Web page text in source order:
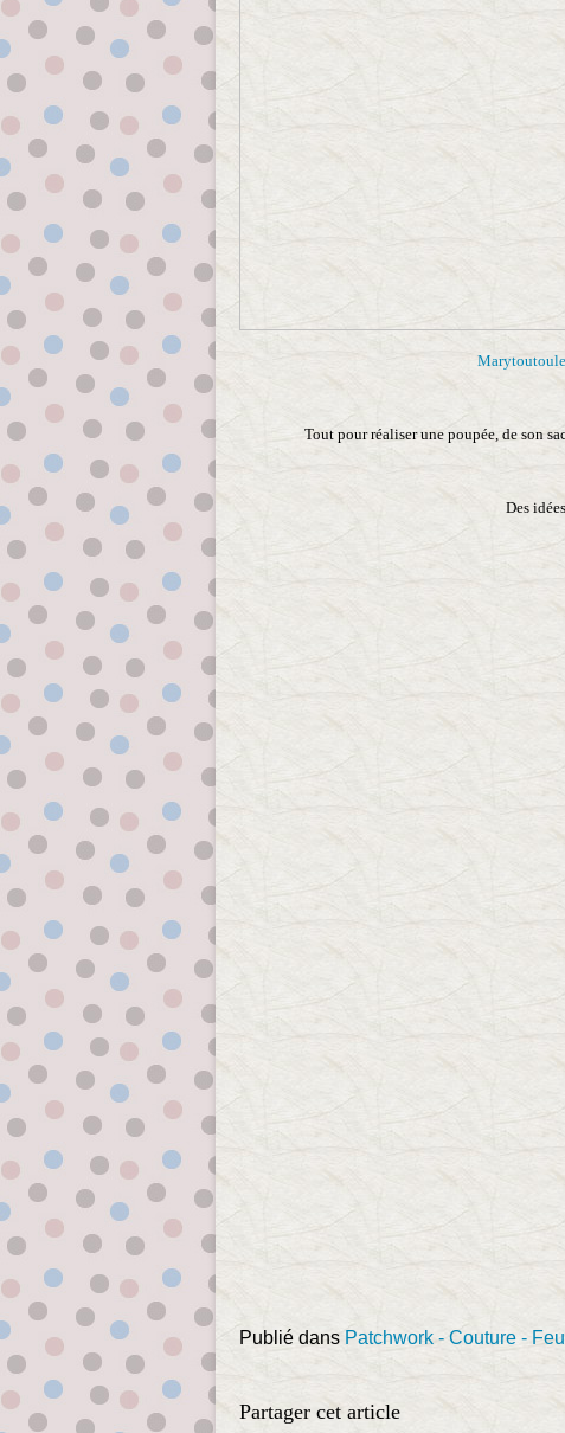
Marytoutoule
Tout pour réaliser une poupée, de son
Des
Publié dans Patchwork - Couture -
Partager cet article